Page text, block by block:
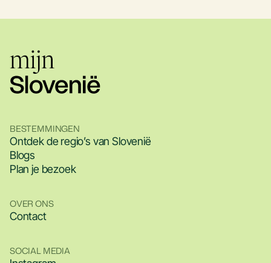
BESTEMMINGEN
Ontdek de regio’s van Slovenië
Blogs
Plan je bezoek
OVER ONS
Contact
SOCIAL MEDIA